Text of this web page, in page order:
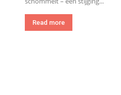
Read more